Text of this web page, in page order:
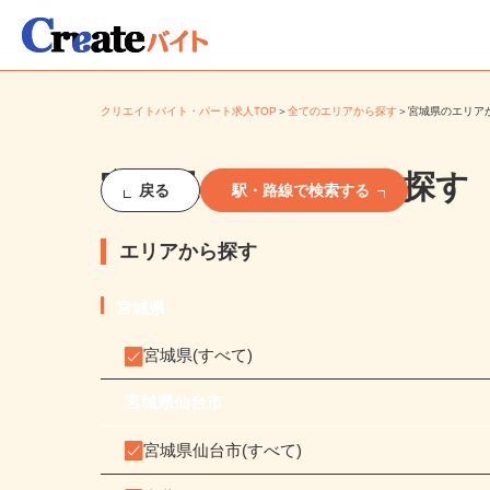
クリエイトバイト・パート求人TOP＞全てのエリアから探す＞宮城県のエリ
宮城県のエリアから探す
戻る 駅・路線で検索する
エリアから探す
宮城県
宮城県(すべて)
宮城県仙台市
宮城県仙台市(すべて)